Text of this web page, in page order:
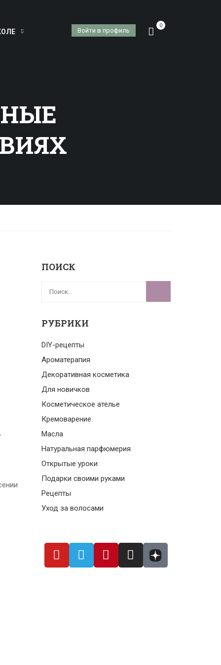
Войти в профиль
0
ПОИСК
РУБРИКИ
DIY-рецепты
Ароматерапия
Декоративная косметика
Для новичков
Косметическое ателье
Кремоварение
Масла
Натуральная парфюмерия
Открытые уроки
Подарки своими руками
Рецепты
Уход за волосами